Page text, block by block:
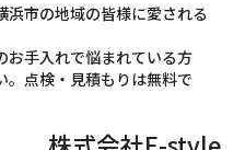
市の地域の皆様に愛される
お手入れで悩まれている方
。点検・見積もりは無料で